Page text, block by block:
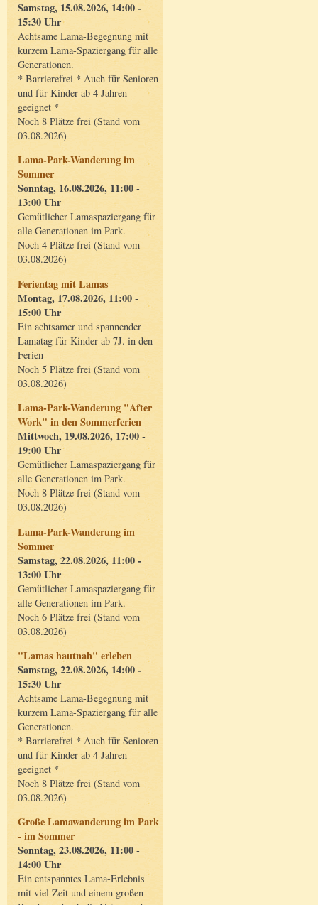
Samstag, 15.08.2026, 14:00 -
15:30 Uhr
Achtsame Lama-Begegnung mit
kurzem Lama-Spaziergang für alle
Generationen.
* Barrierefrei * Auch für Senioren
und für Kinder ab 4 Jahren
geeignet *
Noch 8 Plätze frei (Stand vom
03.08.2026)
Lama-Park-Wanderung im
Sommer
Sonntag, 16.08.2026, 11:00 -
13:00 Uhr
Gemütlicher Lamaspaziergang für
alle Generationen im Park.
Noch 4 Plätze frei (Stand vom
03.08.2026)
Ferientag mit Lamas
Montag, 17.08.2026, 11:00 -
15:00 Uhr
Ein achtsamer und spannender
Lamatag für Kinder ab 7J. in den
Ferien
Noch 5 Plätze frei (Stand vom
03.08.2026)
Lama-Park-Wanderung "After
Work" in den Sommerferien
Mittwoch, 19.08.2026, 17:00 -
19:00 Uhr
Gemütlicher Lamaspaziergang für
alle Generationen im Park.
Noch 8 Plätze frei (Stand vom
03.08.2026)
Lama-Park-Wanderung im
Sommer
Samstag, 22.08.2026, 11:00 -
13:00 Uhr
Gemütlicher Lamaspaziergang für
alle Generationen im Park.
Noch 6 Plätze frei (Stand vom
03.08.2026)
"Lamas hautnah" erleben
Samstag, 22.08.2026, 14:00 -
15:30 Uhr
Achtsame Lama-Begegnung mit
kurzem Lama-Spaziergang für alle
Generationen.
* Barrierefrei * Auch für Senioren
und für Kinder ab 4 Jahren
geeignet *
Noch 8 Plätze frei (Stand vom
03.08.2026)
Große Lamawanderung im Park
- im Sommer
Sonntag, 23.08.2026, 11:00 -
14:00 Uhr
Ein entspanntes Lama-Erlebnis
mit viel Zeit und einem großen